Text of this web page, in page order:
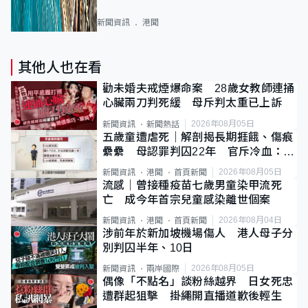
新聞資訊 港聞
其他人也在看
勸未婚夫戒煙爆命案 28歲女教師連捅
心臟兩刀判死緩 母斥判太重已上訴
新聞資訊 新聞熱話 2026年08月05日
五歲童遭虐死｜解剖揭長期捱餓、傷痕
纍纍 母認罪判囚22年 官斥冷血：同
類案最惡劣
新聞資訊 港聞 首頁新聞 2026年08月05日
流感｜曾接種疫苗七歲男童染甲流死
亡 成今年首宗兒童感染離世個案
新聞資訊 港聞 首頁新聞 2026年08月04日
涉前年於新加坡機場傷人 港人母子分
別判囚半年、10日
新聞資訊 兩岸國際 2026年08月05日
偶像「不點名」談粉絲越界 日女死忠
遭群起狙擊 掛繩開直播道歉後輕生